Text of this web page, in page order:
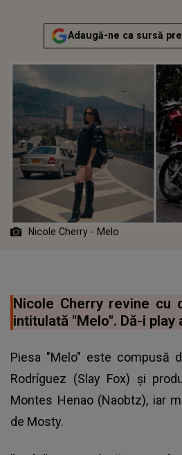
Adaugă-ne ca sursă
Nicole Cherry - Melo
Nicole Cherry revine cu
intitulată "Melo". Dă-i play
Piesa "Melo" este compusă
Rodríguez (Slay Fox) și
Montes Henao (Naobtz), iar
de Mosty.